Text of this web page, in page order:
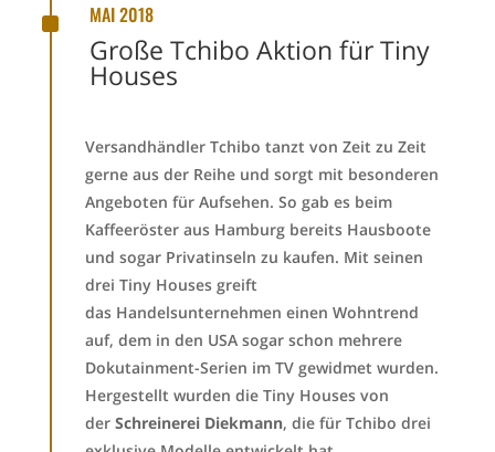
^ MAI 2018
Große Tchibo Aktion für Tiny
Houses
Versandhändler Tchibo tanzt von Zeit zu Zeit
gerne aus der Reihe und sorgt mit besonderen
Angeboten für Aufsehen. So gab es beim
Kaffeeröster aus Hamburg bereits Hausboote
und sogar Privatinseln zu kaufen. Mit seinen
drei Tiny Houses greift
das Handelsunternehmen einen Wohntrend
auf, dem in den USA sogar schon mehrere
Dokutainment-Serien im TV gewidmet wurden.
Hergestellt wurden die Tiny Houses von
der Schreinerei Diekmann, die für Tchibo drei